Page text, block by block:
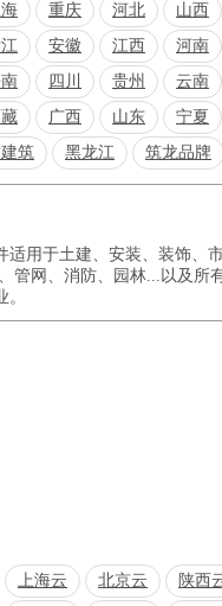
重庆 河北
山西
安徽 江西
河南
四川 贵州
云南
广西 山东
宁夏
筑 黑龙江 筑龙品牌
适用于土建、安装、装饰、
管网、消防、园林...以及所
上海云 北京云
陕西